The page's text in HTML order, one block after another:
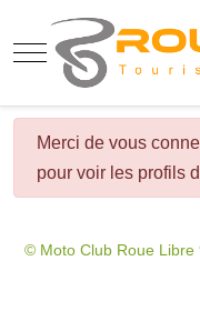
Mobile Menu Toggle
danger
Merci de vous
pour voir les profils
© Moto Club Roue Libre